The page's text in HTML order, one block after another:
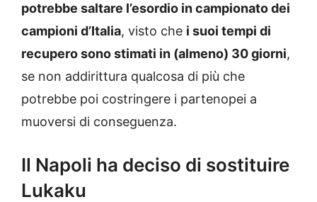
potrebbe saltare l’esordio in campionato dei
campioni d’Italia, visto che i suoi tempi di
recupero sono stimati in (almeno) 30 giorni,
se non addirittura qualcosa di più che
potrebbe poi costringere i partenopei a
muoversi di conseguenza.
Il Napoli ha deciso di sostituire
Lukaku